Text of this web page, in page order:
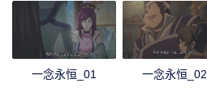
一念永恒_01 一念永恒_02